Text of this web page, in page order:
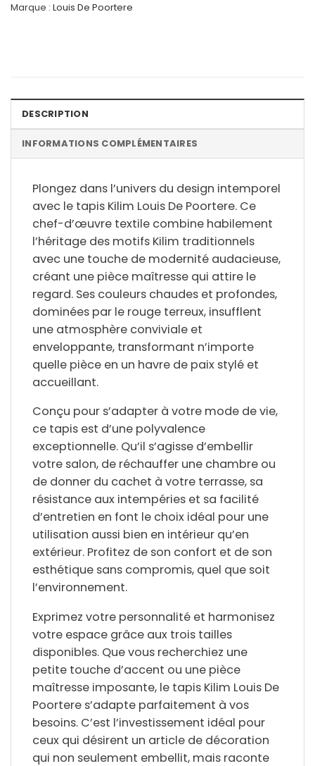
Marque : Louis De Poortere
DESCRIPTION
INFORMATIONS COMPLÉMENTAIRES
Plongez dans l’univers du design intemporel
avec le tapis Kilim Louis De Poortere. Ce
chef-d’œuvre textile combine habilement
l’héritage des motifs Kilim traditionnels
avec une touche de modernité audacieuse,
créant une pièce maîtresse qui attire le
regard. Ses couleurs chaudes et profondes,
dominées par le rouge terreux, insufflent
une atmosphère conviviale et
enveloppante, transformant n’importe
quelle pièce en un havre de paix stylé et
accueillant.
Conçu pour s’adapter à votre mode de vie,
ce tapis est d’une polyvalence
exceptionnelle. Qu’il s’agisse d’embellir
votre salon, de réchauffer une chambre ou
de donner du cachet à votre terrasse, sa
résistance aux intempéries et sa facilité
d’entretien en font le choix idéal pour une
utilisation aussi bien en intérieur qu’en
extérieur. Profitez de son confort et de son
esthétique sans compromis, quel que soit
l’environnement.
Exprimez votre personnalité et harmonisez
votre espace grâce aux trois tailles
disponibles. Que vous recherchiez une
petite touche d’accent ou une pièce
maîtresse imposante, le tapis Kilim Louis De
Poortere s’adapte parfaitement à vos
besoins. C’est l’investissement idéal pour
ceux qui désirent un article de décoration
qui non seulement embellit, mais raconte